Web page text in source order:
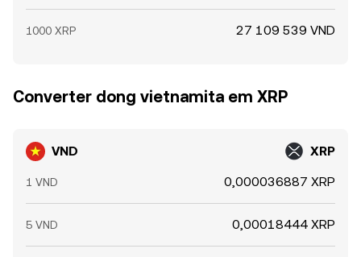
1000 XRP 27 109 539 VND
Converter dong vietnamita em XRP
VND XRP
1 VND 0,000036887 XRP
5 VND 0,00018444 XRP